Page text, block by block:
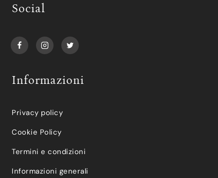
Social
Informazioni
Privacy policy
Cookie Policy
Termini e condizioni
Informazioni generali